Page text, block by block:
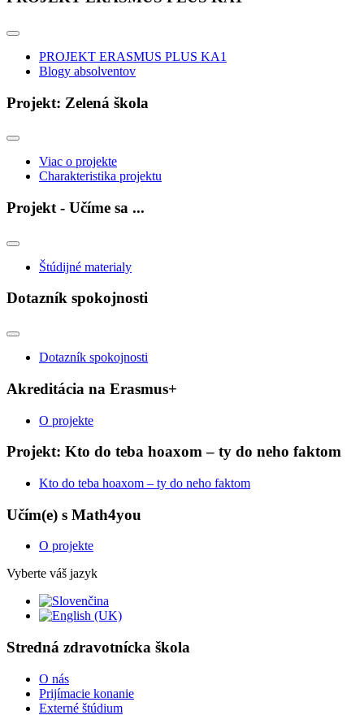
PROJEKT ERASMUS PLUS KA1
Blogy absolventov
Projekt: Zelená škola
Viac o projekte
Charakteristika projektu
Projekt - Učíme sa ...
Štúdijné materialy
Dotazník spokojnosti
Dotazník spokojnosti
Akreditácia na Erasmus+
O projekte
Projekt: Kto do teba hoaxom – ty do neho faktom
Kto do teba hoaxom – ty do neho faktom
Učím(e) s Math4you
O projekte
Vyberte váš jazyk
Stredná zdravotnícka škola
O nás
Prijímacie konanie
Externé štúdium